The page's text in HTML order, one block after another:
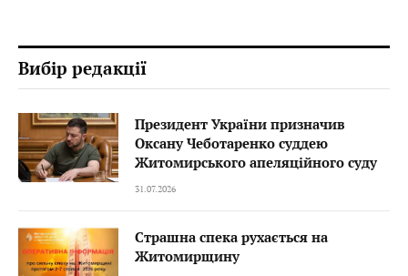
Вибір редакції
Президент України призначив
Оксану Чеботаренко суддею
Житомирського апеляційного суду
31.07.2026
Страшна спека рухається на
Житомирщину